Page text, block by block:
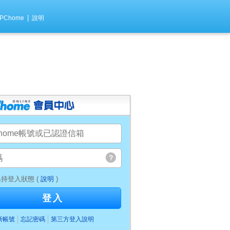
說明
登入狀態 ( 說明 )
登入
帳號 忘記密碼 第三方登入說明